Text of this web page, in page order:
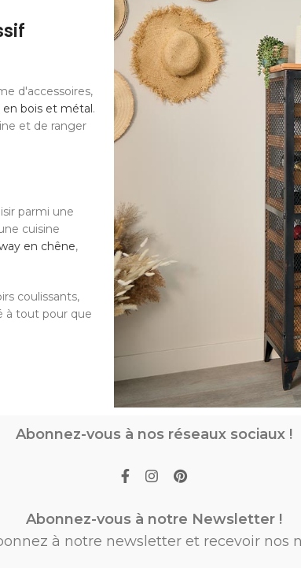
d'accessoires,
en bois et métal.
et de ranger
parmi une
cuisine
en chêne,
coulissants,
à tout pour que
Abonnez-vous à nos réseaux sociaux !
Abonnez-vous à notre Newsletter !
à notre newsletter et recevoir nos